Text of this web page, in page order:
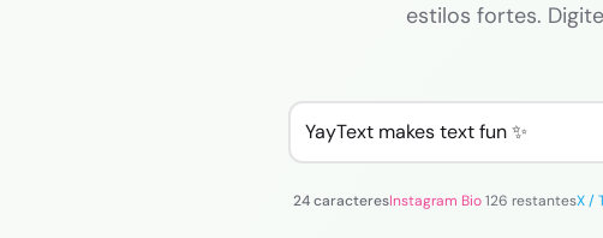
estilos fortes.
24 caracteresInstagram Bio126 restantesX /